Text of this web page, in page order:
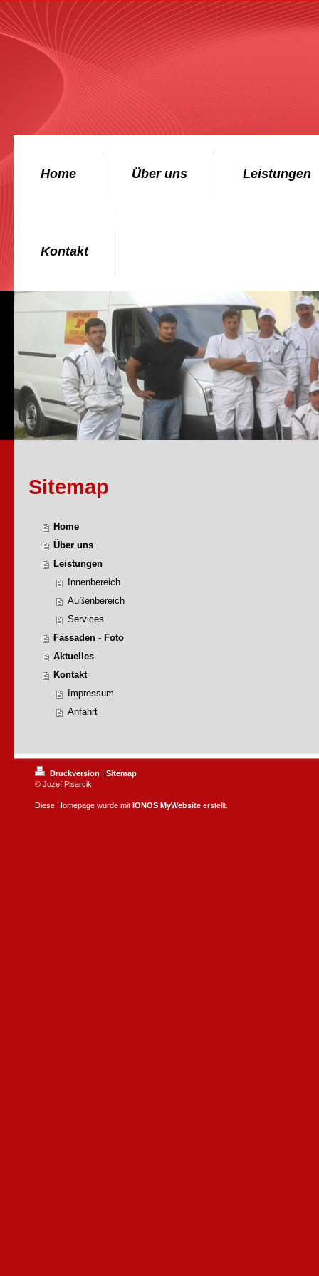
Home Über uns Leistungen
Kontakt
Sitemap
Home
Über uns
Leistungen
Innenbereich
Außenbereich
Services
Fassaden - Foto
Aktuelles
Kontakt
Impressum
Anfahrt
Druckversion | Sitemap
© Jozef Pisarcik
Diese Homepage wurde mit IONOS MyWebsite erstellt.